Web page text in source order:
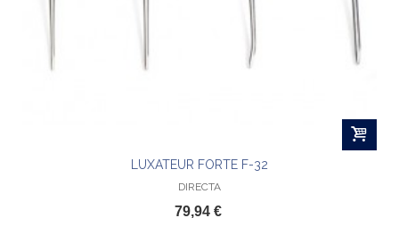
LUXATEUR FORTE F-32
DIRECTA
79,94 €